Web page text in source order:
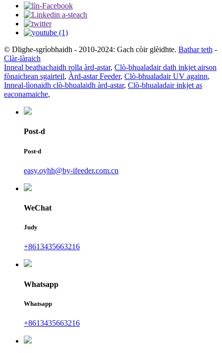
© Dlighe-sgrìobhaidh - 2010-2024: Gach còir glèidhte. Bathar teth -
Clàr-làraich
Inneal beathachaidh rolla àrd-astar, Clò-bhualadair dath inkjet airson
fònaichean sgairteil, Àrd-astar Feeder, Clò-bhualadair UV againn,
Inneal-lìonaidh clò-bhualaidh àrd-astar, Clò-bhualadair inkjet as
eaconamaiche,
Post-d
Post-d
easy.oyhh@by-ifeeder.com.cn
WeChat
Judy
+8613435663216
Whatsapp
Whatsapp
+8613435663216